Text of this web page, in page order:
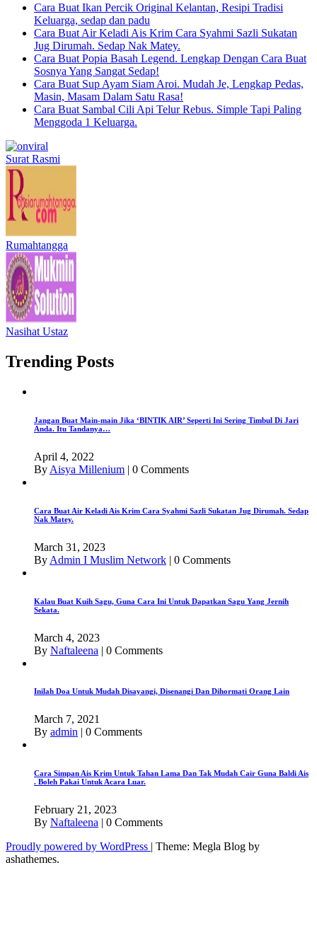
Cara Buat Ikan Percik Original Kelantan, Resipi Tradisi
Keluarga, sedap dan padu
Cara Buat Air Keladi Ais Krim Cara Syahmi Sazli Sukatan
Jug Dirumah. Sedap Nak Matey.
Cara Buat Popia Basah Legend. Lengkap Dengan Cara Buat
Sosnya Yang Sangat Sedap!
Cara Buat Sup Ayam Siam Aroi. Mudah Je, Lengkap Pedas,
Masin, Masam Dalam Satu Rasa!
Cara Buat Sambal Cili Api Telur Rebus. Simple Tapi Paling
Menggoda 1 Keluarga.
Surat Rasmi
Rumahtangga
Nasihat Ustaz
Trending Posts
Jangan Buat Main-main Jika ‘BINTIK AIR’ Seperti Ini Sering Timbul Di Jari
Anda. Itu Tandanya…
April 4, 2022
By Aisya Millenium | 0 Comments
Cara Buat Air Keladi Ais Krim Cara Syahmi Sazli Sukatan Jug Dirumah. Sedap
Nak Matey.
March 31, 2023
By Admin I Muslim Network | 0 Comments
Kalau Buat Kuih Sagu, Guna Cara Ini Untuk Dapatkan Sagu Yang Jernih
Sekata.
March 4, 2023
By Naftaleena | 0 Comments
Inilah Doa Untuk Mudah Disayangi, Disenangi Dan Dihormati Orang Lain
March 7, 2021
By admin | 0 Comments
Cara Simpan Ais Krim Untuk Tahan Lama Dan Tak Mudah Cair Guna Baldi Ais
. Boleh Pakai Untuk Acara Luar.
February 21, 2023
By Naftaleena | 0 Comments
Proudly powered by WordPress | Theme: Megla Blog by
ashathemes.